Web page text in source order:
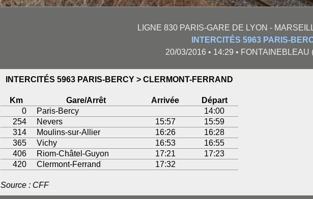
LIGNE 830 PARIS-GARE DE LYON -
INTERCITÉS 5963 PARIS-
20/03/2016 • 14:29 • FONTAINEBLEAU
INTERCITÉS 5963 PARIS-BERCY > CLERMONT-FERRAND
Km Gare/Arrêt Arrivée
Départ
0
Paris-Bercy
14:00
254
Nevers 15:57
15:59
314
Moulins-sur-Allier 16:26
16:28
365
Vichy 16:53
16:55
406
Riom-Châtel-Guyon 17:21
17:23
420
Clermont-Ferrand 17:32
Source : CFF